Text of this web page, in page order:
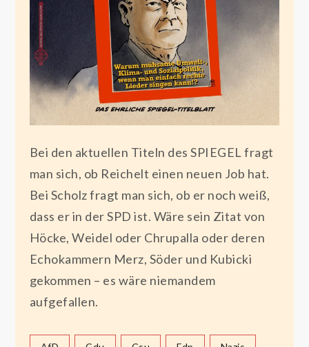
Bei den aktuellen Titeln des SPIEGEL fragt
man sich, ob Reichelt einen neuen Job hat.
Bei Scholz fragt man sich, ob er noch weiß,
dass er in der SPD ist. Wäre sein Zitat von
Höcke, Weidel oder Chrupalla oder deren
Echokammern Merz, Söder und Kubicki
gekommen – es wäre niemandem
aufgefallen.